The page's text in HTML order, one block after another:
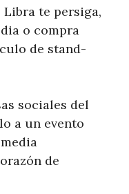
Libra te persiga,
o compra
de stand-
sociales del
a un evento
de